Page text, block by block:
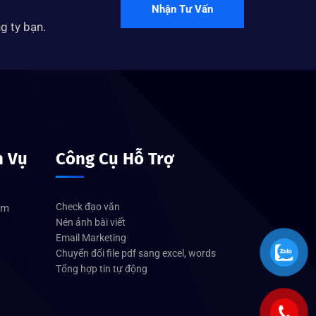
ty bạn.
Nhận Tư Vấn
Vụ Công Cụ Hỗ Trợ
Check đạo văn
Nén ảnh bài viết
Email Marketing
Chuyển đổi file pdf sang excel, words
Tổng hợp tin tự động